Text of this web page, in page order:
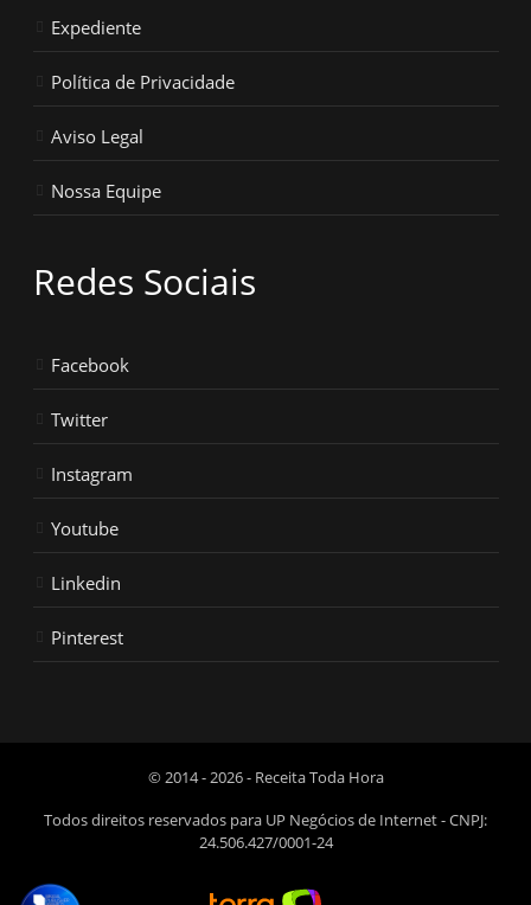
Expediente
Política de Privacidade
Aviso Legal
Nossa Equipe
Redes Sociais
Facebook
Twitter
Instagram
Youtube
Linkedin
Pinterest
© 2014 - 2026 - Receita Toda Hora
Todos direitos reservados para UP Negócios de Internet - CNPJ:
24.506.427/0001-24